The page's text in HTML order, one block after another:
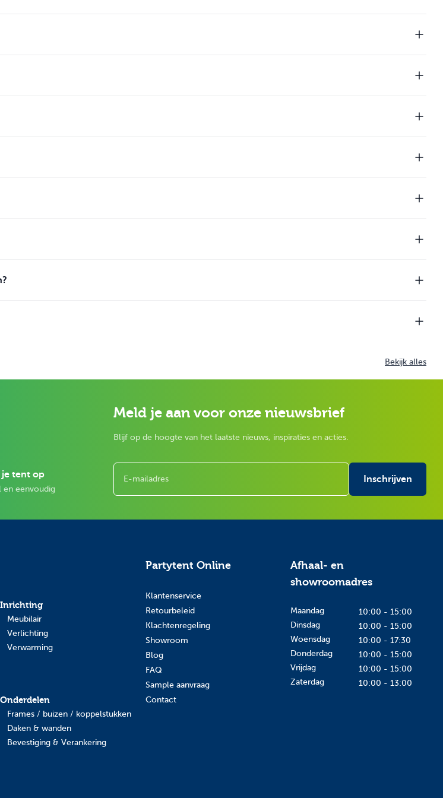
Bekijk alles
je tent op
en eenvoudig
Meld je aan voor onze nieuwsbrief
Blijf op de hoogte van het laatste nieuws, inspiraties en acties.
E-mailadres
Inschrijven
Inrichting
Meubilair
Verlichting
Verwarming
Onderdelen
Frames / buizen / koppelstukken
Daken & wanden
Bevestiging & Verankering
Partytent Online
Klantenservice
Retourbeleid
Klachtenregeling
Showroom
Blog
FAQ
Sample aanvraag
Contact
Afhaal- en
showroomadres
Maandag
10:00 - 15:00
Dinsdag
10:00 - 15:00
Woensdag
10:00 - 17:30
Donderdag
10:00 - 15:00
Vrijdag
10:00 - 15:00
Zaterdag
10:00 - 13:00